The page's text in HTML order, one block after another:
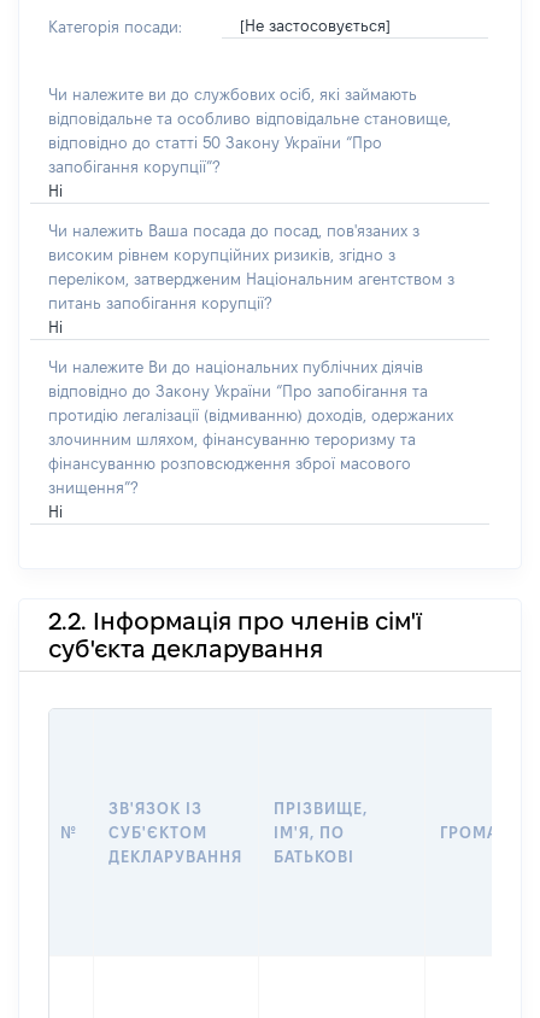
Категорія посади: [Не застосовується]
Чи належите ви до службових осіб, які займають
відповідальне та особливо відповідальне становище,
відповідно до статті 50 Закону України “Про
запобігання корупції”?
Ні
Чи належить Ваша посада до посад, пов'язаних з
високим рівнем корупційних ризиків, згідно з
переліком, затвердженим Національним агентством з
питань запобігання корупції?
Ні
Чи належите Ви до національних публічних діячів
відповідно до Закону України “Про запобігання та
протидію легалізації (відмиванню) доходів, одержаних
злочинним шляхом, фінансуванню тероризму та
фінансуванню розповсюдження зброї масового
знищення”?
Ні
2.2. Інформація про членів сім'ї
суб'єкта декларування
№
ЗВ'ЯЗОК ІЗ
СУБ'ЄКТОМ
ДЕКЛАРУВАННЯ
ПРІЗВИЩЕ,
ІМ'Я, ПО
БАТЬКОВІ